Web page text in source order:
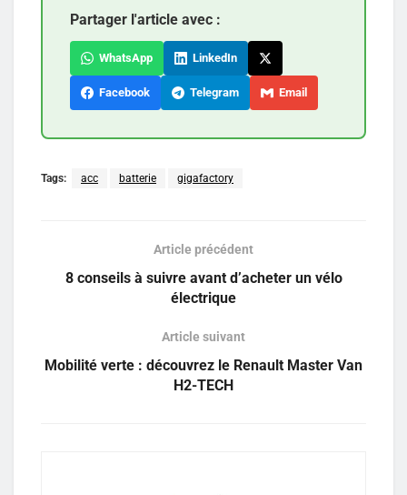
Partager l'article avec :
WhatsApp LinkedIn
Facebook Telegram Email
Tags: acc batterie gigafactory
Article précédent
8 conseils à suivre avant d’acheter un vélo
électrique
Article suivant
Mobilité verte : découvrez le Renault Master Van
H2-TECH